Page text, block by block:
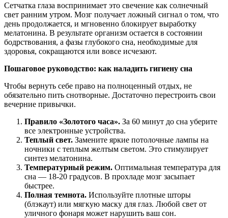
Сетчатка глаза воспринимает это свечение как солнечный
свет ранним утром. Мозг получает ложный сигнал о том, что
день продолжается, и мгновенно блокирует выработку
мелатонина. В результате организм остается в состоянии
бодрствования, а фазы глубокого сна, необходимые для
здоровья, сокращаются или вовсе исчезают.
Пошаговое руководство: как наладить гигиену сна
Чтобы вернуть себе право на полноценный отдых, не
обязательно пить снотворные. Достаточно перестроить свои
вечерние привычки.
Правило «Золотого часа». За 60 минут до сна уберите
все электронные устройства.
Теплый свет. Замените яркие потолочные лампы на
ночники с теплым желтым светом. Это стимулирует
синтез мелатонина.
Температурный режим. Оптимальная температура для
сна — 18-20 градусов. В прохладе мозг засыпает
быстрее.
Полная темнота. Используйте плотные шторы
(блэкаут) или мягкую маску для глаз. Любой свет от
уличного фонаря может нарушить ваш сон.